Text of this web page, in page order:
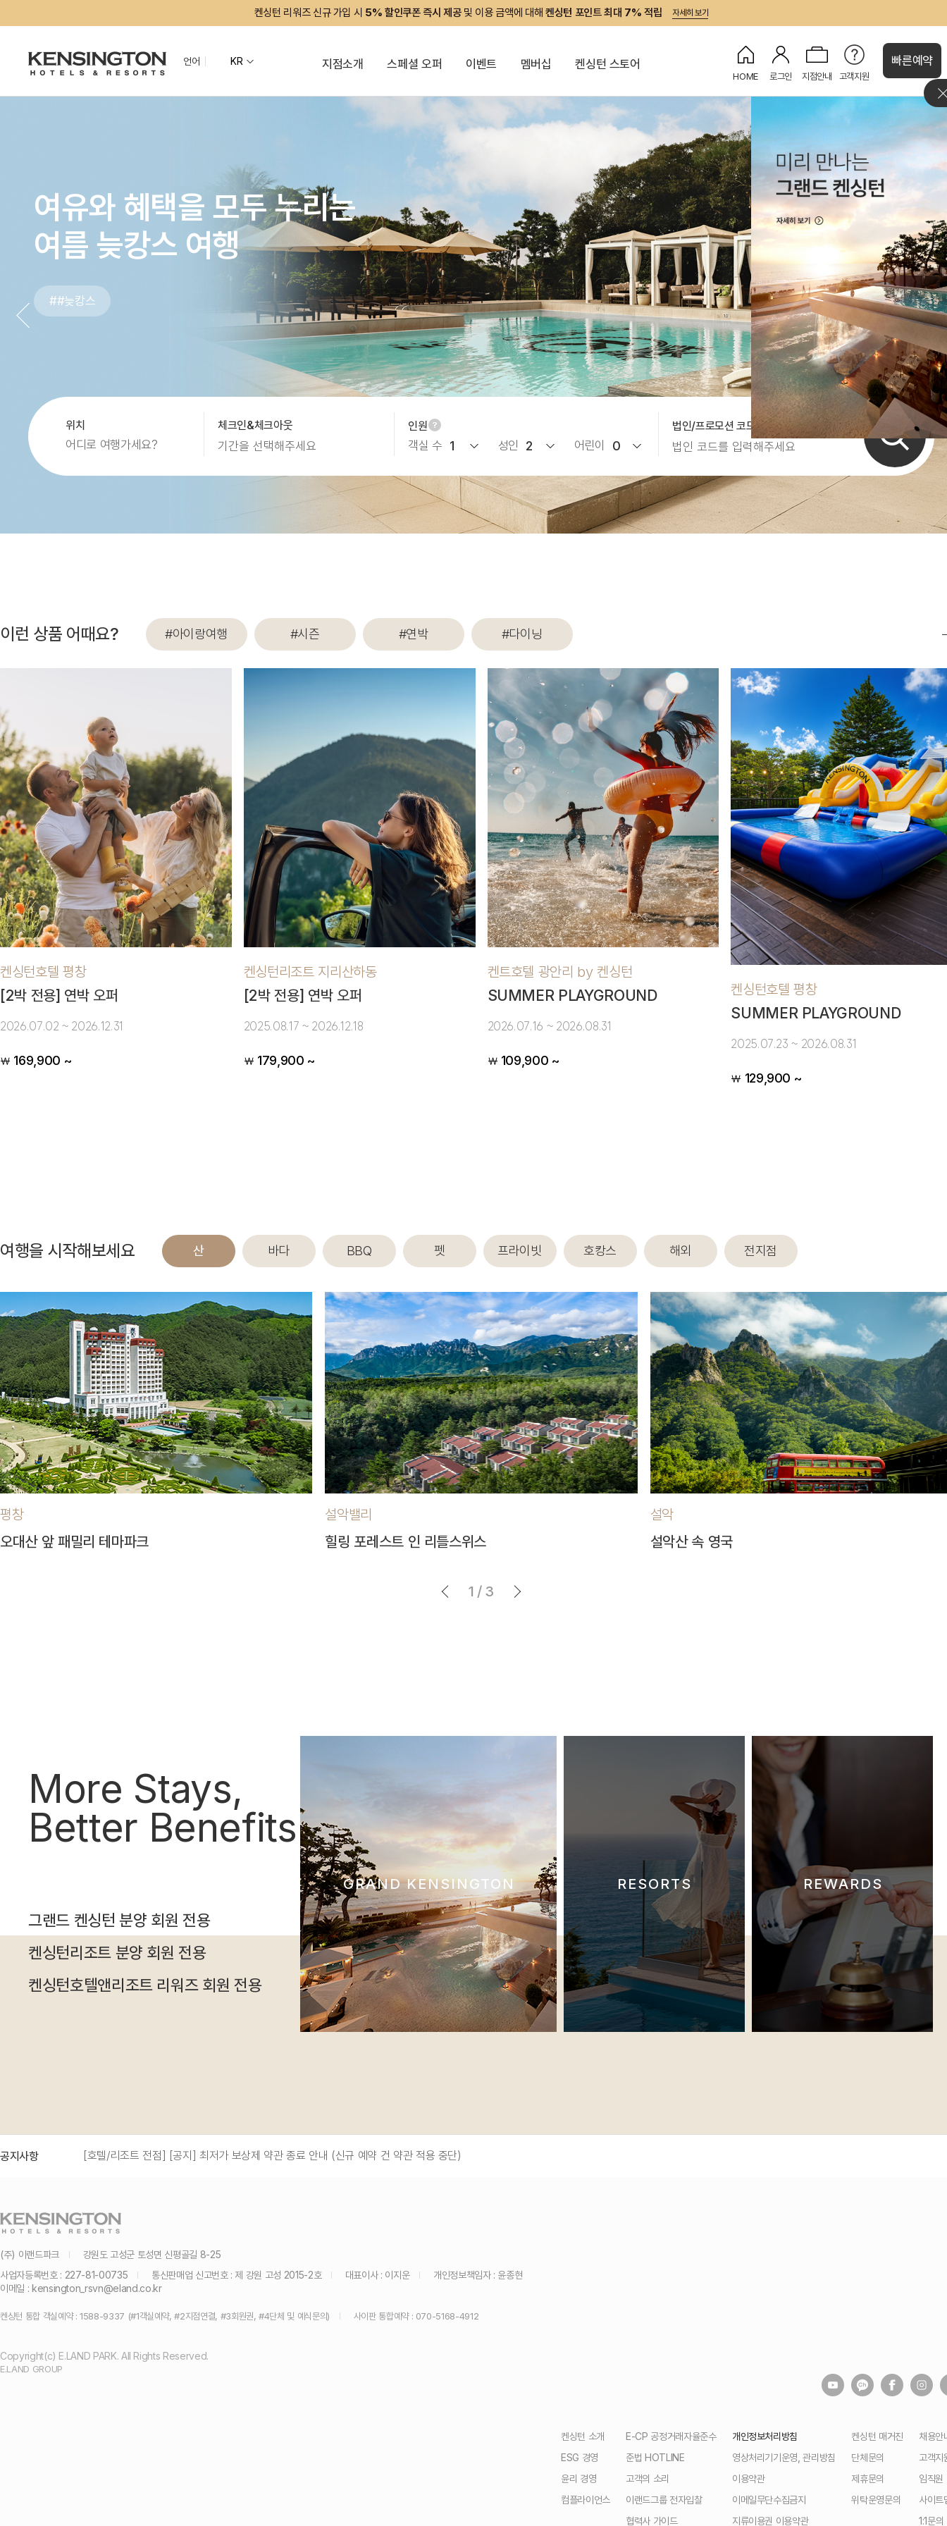
켄싱턴 리워즈 신규 가입 시 5% 할인쿠폰 즉시 제공및 이용 금액에 대해 켄싱턴 포인트 최대 7% 적립 자세히 보기
언어 KR
HOME 로그인 지점안내 고객지원
빠른예약
지점소개
지역별 지도
경상권/부산/경주
켄트호텔 광안리 by 켄싱턴 해변
글로리콘도 해운대
켄싱턴리조트 지리산하동 사우나
강원권
그랜드 켄싱턴 설악비치
켄싱턴호텔 평창
글램핑 정원
켄싱턴리조트 설악밸리
켄싱턴리조트 설악비치 해변 정원
켄싱턴호텔 설악 설악산 웨딩
글로벌
PIC 사이판
코럴 오션 리조트 사이판
전라권
켄싱턴리조트 지리산남원 KTX
남원예촌 한옥
충청권
켄싱턴리조트 충주 PET
글로리콘도 도고
제주권
켄싱턴리조트 제주한림 뮤지엄 오션뷰
켄싱턴리조트 서귀포 정원 오션뷰 수영장
켄싱턴리조트 제주중문 정원 오션뷰
스페셜 오퍼 이벤트 멤버십 켄싱턴 스토어
자연 속에서 즐기는
신나는 워터 슬라이드
#물놀이시작 #켄싱턴호텔평창
여유와 혜택을 모두 누리는
여름 늦캉스 여행
##늦캉스
여름엔 켄싱턴에서 놀자!
SUMMER PLAYGROUND
#풀캉스 #수영장패키지
켄싱턴은 365일
예스 키즈존!
#아이랑여행
올여름 가장 맛있는 휴식
취향껏 즐기는 '서머 바비큐'
#호캉스맛집
특별한 경험이 기다리는 여행
'PLAY+CATION'
#숲속열차 #리틀스위스
계획 NO, 즐거움 YES!
시그니처 올인클루시브
#PIC사이판
26년 10월 오픈
'미리 만나는 그랜드 켄싱턴'
##그랜드 켄싱턴 설악비치
가장 사랑받은 상품을 모아모아
상반기 베스트 '시그니처 PICK'
#리워즈전용
호캉스의 완성
'Bed & Breakfast'
#조식맛집 #맛있는아침
자연 속에서 즐기는
신나는 워터 슬라이드
#물놀이시작 #켄싱턴호텔평창
여유와 혜택을 모두 누리는
여름 늦캉스 여행
##늦캉스
위치
어디로 여행가세요?
체크인&체크아웃
인원
객실 수 1 성인 2 어린이 0
법인/프로모션 코드 입력
이런 상품 어때요? #아이랑여행 #시즌 #연박 #다이닝
켄싱턴호텔 평창
[2박 전용] 연박 오퍼
2026.07.02 ~ 2026.12.31
￦169,900 ~
켄싱턴리조트 지리산하동
[2박 전용] 연박 오퍼
2025.08.17 ~ 2026.12.18
￦179,900 ~
켄트호텔 광안리 by 켄싱턴
SUMMER PLAYGROUND
2026.07.16 ~ 2026.08.31
￦109,900 ~
켄싱턴호텔 평창
SUMMER PLAYGROUND
2025.07.23 ~ 2026.08.31
￦129,900 ~
여행을 시작해보세요 산 바다 BBQ 펫 프라이빗 호캉스 해외 전지점
평창
오대산 앞 패밀리 테마파크
설악밸리
힐링 포레스트 인 리틀스위스
설악
설악산 속 영국
1 / 3
More Stays,
Better Benefits
그랜드 켄싱턴 분양 회원 전용
켄싱턴리조트 분양 회원 전용
켄싱턴호텔앤리조트 리워즈 회원 전용
GRAND KENSINGTON RESORTS REWARDS
공지사항 [호텔/리조트 전점] [공지] 최저가 보상제 약관 종료 안내 (신규 예약 건 약관 적용 중단)
[호텔/리조트 전점] [그랜드 켄싱턴] 그랜드 켄싱턴 설악비치 예약 규정 안내
[호텔 전점] [분양회원] 법인회원을 위한 켄싱턴호텔 할인 이벤트
(주) 이랜드파크
강원도 고성군 토성면 신평골길 8-25
사업자등록번호 : 227-81-00735
통신판매업 신고번호 : 제 강원 고성 2015-2호 대표이사 : 이지운
개인정보책임자 : 윤종현
이메일 : kensington_rsvn@eland.co.kr
켄싱턴 통합 객실예약 : 1588-9337 (#1객실예약, #2지점연결, #3회원권, #4단체 및 예식문의) 사이판 통합예약 : 070-5168-4912
Copyright(c) E.LAND PARK. All Rights Reserved.
E.LAND GROUP
켄싱턴 소개
ESG 경영
윤리 경영
컴플라이언스
E-CP 공정거래자율준수
준법 HOTLINE
고객의 소리
이랜드그룹 전자입찰
협력사 가이드
개인정보처리방침
영상처리기기운영, 관리방침
이용약관
이메일무단수집금지
지류이용권 이용약관
켄싱턴 매거진
단체문의
제휴문의
위탁운영문의
채용안
고객지
임직원
사이트
1:1문의